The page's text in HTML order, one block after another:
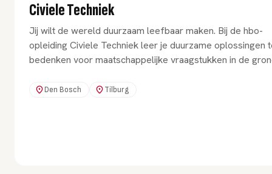
Civiele Techniek
Jij wilt de wereld duurzaam leefbaar maken. Bij de hbo-
opleiding Civiele Techniek leer je duurzame oplossingen
bedenken voor maatschappelijke vraagstukken in de
Den Bosch Tilburg